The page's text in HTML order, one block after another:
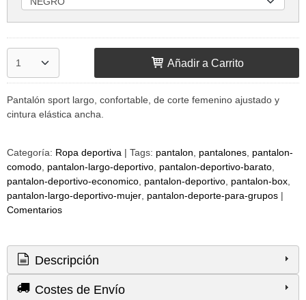
Añadir a Carrito
Pantalón sport largo, confortable, de corte femenino ajustado y
cintura elástica ancha.
Categoría: Ropa deportiva | Tags: pantalon pantalones pantalon-
comodo pantalon-largo-deportivo pantalon-deportivo-barato
pantalon-deportivo-economico pantalon-deportivo pantalon-box
pantalon-largo-deportivo-mujer pantalon-deporte-para-grupos |
Comentarios
Descripción
Costes de Envío